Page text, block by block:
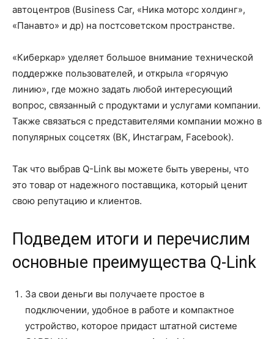
автоцентров (Business Car, «Ника моторс холдинг»,
«Панавто» и др) на постсоветском пространстве.
«Киберкар» уделяет большое внимание технической
поддержке пользователей, и открыла «горячую
линию», где можно задать любой интересующий
вопрос, связанный с продуктами и услугами компании.
Также связаться с представителями компании можно в
популярных соцсетях (ВК, Инстаграм, Facebook).
Так что выбрав Q-Link вы можете быть уверены, что
это товар от надежного поставщика, который ценит
свою репутацию и клиентов.
Подведем итоги и перечислим
основные преимущества Q-Link
За свои деньги вы получаете простое в
подключении, удобное в работе и компактное
устройство, которое придаст штатной системе